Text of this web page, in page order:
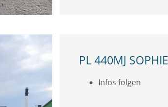
PL 440MJ SOPHIE
Infos folgen